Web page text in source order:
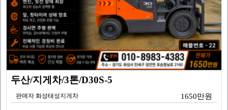
두산/지게차/3톤/D30S-5
판매자 화성태성지게차 1650만원